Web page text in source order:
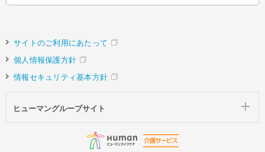
サイトのご利用にあたって
個人情報保護方針
情報セキュリティ基本方針
ヒューマングループサイト